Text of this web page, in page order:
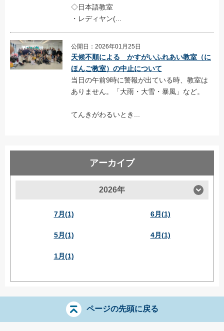
◇日本語教室
・レディヤン(...
公開日：2026年01月25日
天候不順による かすがいふれあい教室（に
ほんご教室）の中止について
当日の午前9時に警報が出ている時、教室は
ありません。「大雨・大雪・暴風」など。
てんきがわるいとき...
アーカイブ
2026年
7月(1) 6月(1)
5月(1) 4月(1)
1月(1)
ページの先頭に戻る